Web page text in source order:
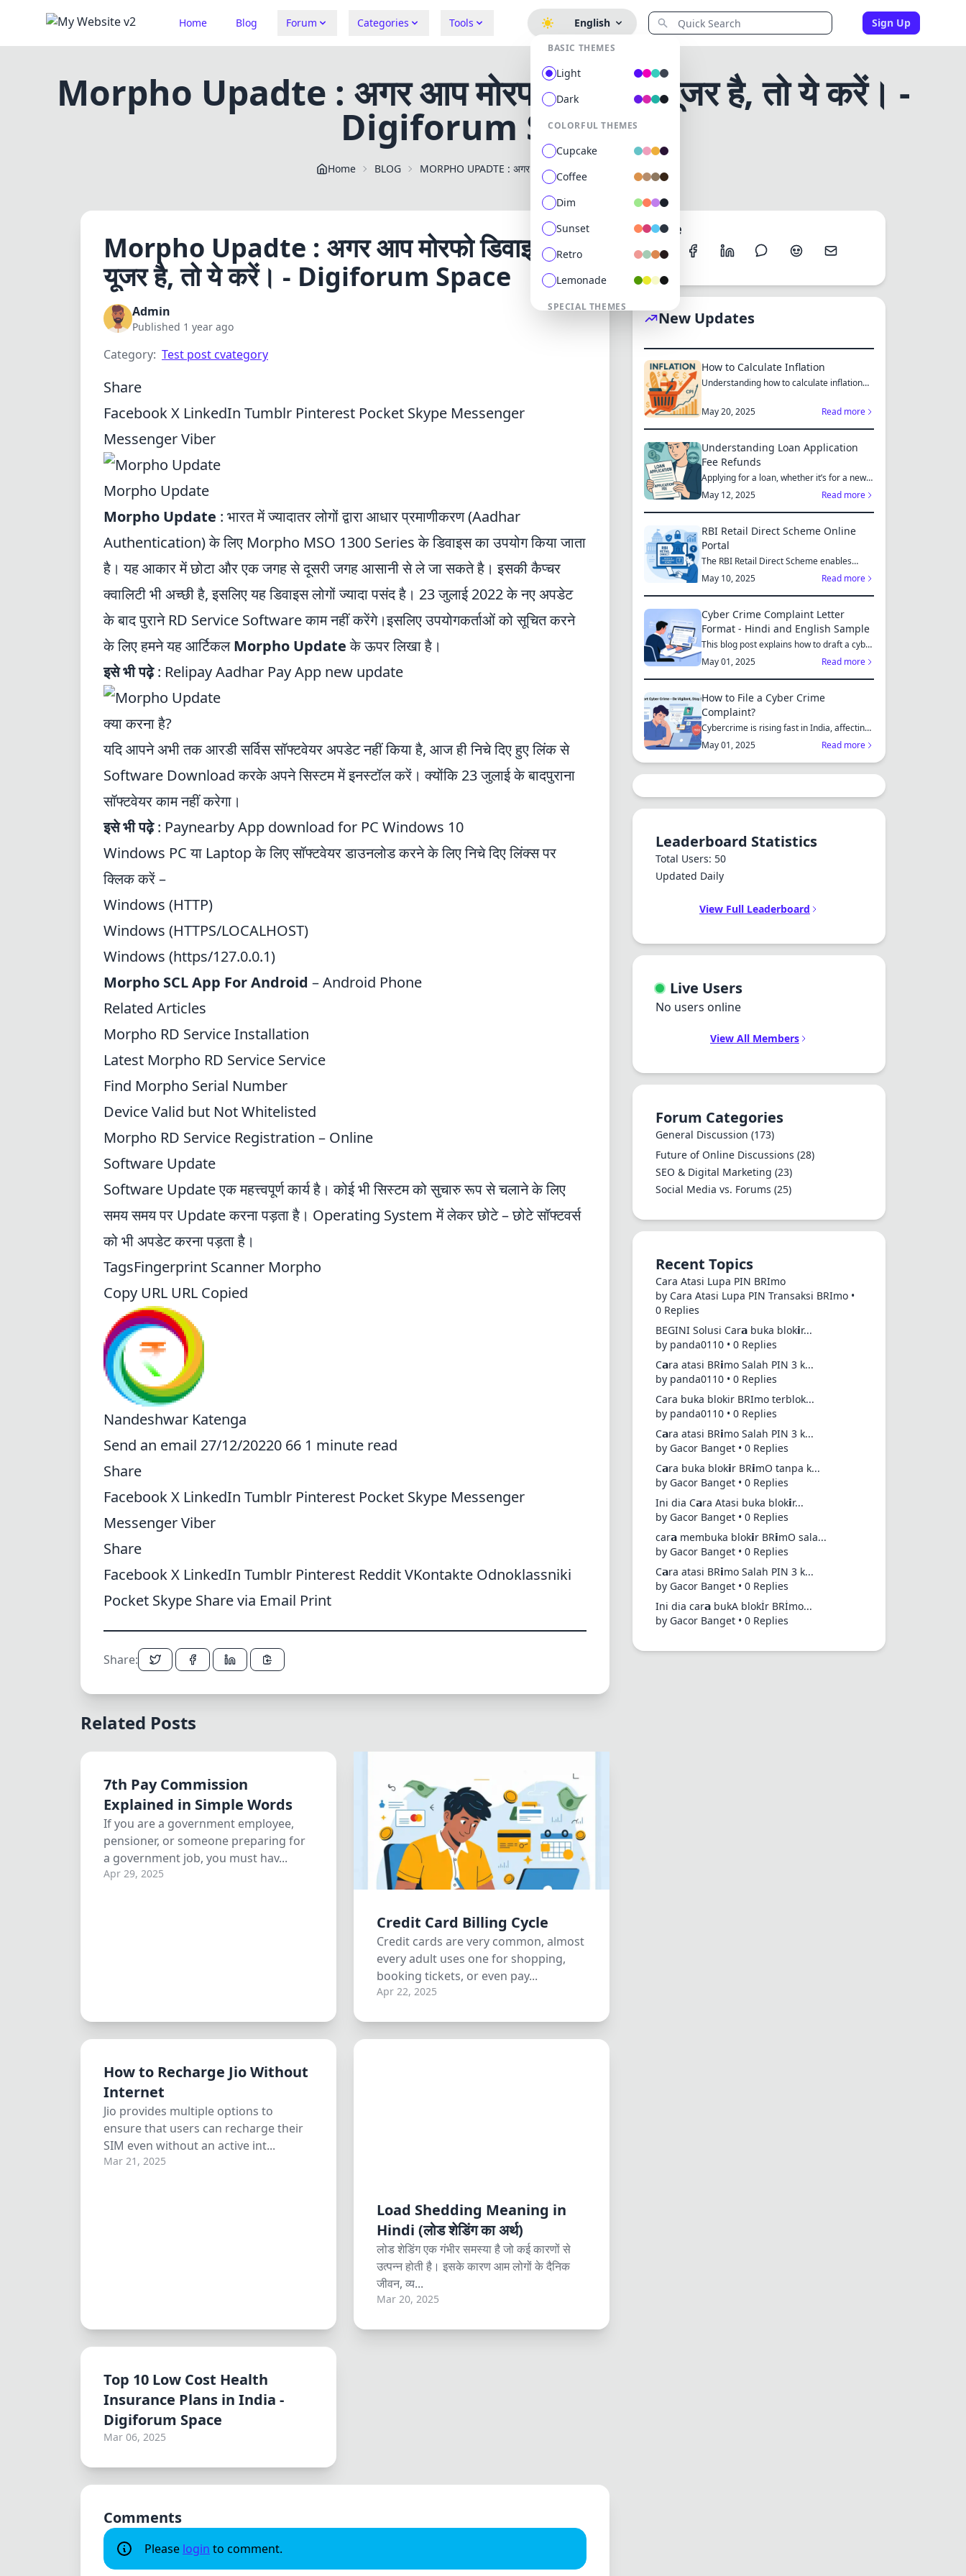
Home Blog Forum Categories Tools
BASIC THEMES
Light
Dark
COLORFUL THEMES
Cupcake
Coffee
Dim
Sunset
Retro
Lemonade
SPECIAL THEMES
Garden
Forest
Aqua
ELEGANT THEMES
English Sign Up
Morpho Upadte : अगर आप मोरफो डिवाइस यूजर है, तो ये करें। -
Digiforum Space
Home BLOG
Morpho Upadte : अगर आप मोरफो डिवाइस
यूजर है, तो ये करें। - Digiforum Space
Admin
Published 1 year ago
Category: Test post cvategory
Share
FacebookX LinkedIn Tumblr Pinterest Pocket Skype Messenger
MessengerViber
Morpho Update
Morpho Update : भारत में ज्यादातर लोगों द्वारा आधार प्रमाणीकरण (Aadhar
Authentication) के लिए Morpho MSO 1300 Series के डिवाइस का उपयोग किया जाता
है। यह आकार में छोटा और एक जगह से दूसरी जगह आसानी से ले जा सकते है। इसकी कैप्चर
क्वालिटी भी अच्छी है, इसलिए यह डिवाइस लोगों ज्यादा पसंद है। 23 जुलाई 2022 के नए अपडेट
के बाद पुराने RD Service Software काम नहीं करेंगे।इसलिए उपयोगकर्ताओं को सूचित करने
के लिए हमने यह आर्टिकलMorpho Updateके ऊपर लिखा है।
इसे भी पढ़े: Relipay Aadhar Pay App new update
क्या करना है?
यदि आपने अभी तक आरडी सर्विस सॉफ्टवेयर अपडेट नहीं किया है, आज ही निचे दिए हुए लिंक से
Software Download करके अपने सिस्टम में इनस्टॉल करें। क्योंकि 23 जुलाई के बादपुराना
सॉफ्टवेयर काम नहीं करेगा।
इसे भी पढ़े: Paynearby App download for PC Windows 10
Windows PC या Laptop के लिए सॉफ्टवेयर डाउनलोड करने के लिए निचे दिए लिंक्स पर
क्लिक करें –
Windows (HTTP)
Windows (HTTPS/LOCALHOST)
Windows (https/127.0.0.1)
Morpho SCL App For Android –Android Phone
Related Articles
Morpho RD Service Installation
Latest Morpho RD Service Service
Find Morpho Serial Number
Device Valid but Not Whitelisted
Morpho RD Service Registration – Online
Software Update
Software Update एक महत्त्वपूर्ण कार्य है। कोई भी सिस्टम को सुचारु रूप से चलाने के लिए
समय समय पर Update करना पड़ता है। Operating System में लेकर छोटे – छोटे सॉफ्टवर्स
को भी अपडेट करना पड़ता है।
TagsFingerprint Scanner Morpho
Copy URL URL Copied
Nandeshwar Katenga
Send an email 27/12/20220 66 1 minute read
Share
FacebookX LinkedIn Tumblr Pinterest Pocket Skype Messenger
MessengerViber
Share
FacebookX LinkedIn Tumblr Pinterest RedditVKontakte Odnoklassniki
Pocket Skype Share via Email Print
Share:
Related Posts
7th Pay Commission
Explained in Simple Words
If you are a government employee,
pensioner, or someone preparing for
a government job, you must hav...
Apr 29, 2025
Credit Card Billing Cycle
Credit cards are very common, almost
every adult uses one for shopping,
booking tickets, or even pay...
Apr 22, 2025
How to Recharge Jio Without
Internet
Jio provides multiple options to
ensure that users can recharge their
SIM even without an active int...
Mar 21, 2025
Load Shedding Meaning in
Hindi (लोड शेडिंग का अर्थ)
लोड शेडिंग एक गंभीर समस्या है जो कई कारणों से
उत्पन्न होती है। इसके कारण आम लोगों के दैनिक
जीवन, व्य...
Mar 20, 2025
Top 10 Low Cost Health
Insurance Plans in India -
Digiforum Space
Mar 06, 2025
Comments
Please login to comment.
Share
New Updates
How to Calculate Inflation
Understanding how to calculate inflation
May 20, 2025
Read more
Understanding Loan Application
Fee Refunds
Applying for a loan, whether it’s for a new
home, a car, or...
May 12, 2025 Read more
RBI Retail Direct Scheme Online
Portal
The RBI Retail Direct Scheme enables
individual investors bo...
May 10, 2025 Read more
Cyber Crime Complaint Letter
Format - Hindi and English Sample
This blog post explains how to draft a cyber
crime complaint...
May 01, 2025 Read more
How to File a Cyber Crime
Complaint?
Cybercrime is rising fast in India, affecting
individuals an...
May 01, 2025 Read more
Leaderboard Statistics
Total Users: 50
Updated Daily
View Full Leaderboard
Live Users
No users online
View All Members
Forum Categories
General Discussion (173)
Future of Online Discussions (28)
SEO & Digital Marketing (23)
Social Media vs. Forums (25)
Recent Topics
Cara Atasi Lupa PIN BRImo
by Cara Atasi Lupa PIN Transaksi BRImo •
0 Replies
BEGINI Solusi Car𝗮 buka blok𝗶r...
by panda0110 • 0 Replies
C𝗮ra atasi BR𝗶mo Salah PIN 3 k...
by panda0110 • 0 Replies
Cara buka blokir BRImo terblok...
by panda0110 • 0 Replies
C𝗮ra atasi BR𝗶mo Salah PIN 3 k...
by Gacor Banget • 0 Replies
C𝗮ra buka blok𝗶r BR𝗶mO tanpa k...
by Gacor Banget • 0 Replies
Ini dia C𝗮ra Atasi buka blok𝗶r...
by Gacor Banget • 0 Replies
car𝗮 membuka blok𝗶r BR𝗶mO sala...
by Gacor Banget • 0 Replies
C𝗮ra atasi BR𝗶mo Salah PIN 3 k...
by Gacor Banget • 0 Replies
Ini dia car𝗮 bukA blokİr BRİmo...
by Gacor Banget • 0 Replies